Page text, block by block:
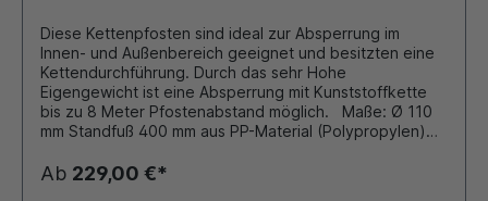
Diese Kettenpfosten sind ideal zur Absperrung im
Innen- und Außenbereich geeignet und besitzten eine
Kettendurchführung. Durch das sehr Hohe
Eigengewicht ist eine Absperrung mit Kunststoffkette
bis zu 8 Meter Pfostenabstand möglich. Maße: Ø 110
mm Standfuß 400 mm aus PP-Material (Polypropylen)
Fuß mit 8-10 kg Sand befüllbar 6er Set besteht aus: 6
x Kettenpfosten a 3,5 kg 25 Meter Kunststoffkette (6x8
Ab 229,00 €*